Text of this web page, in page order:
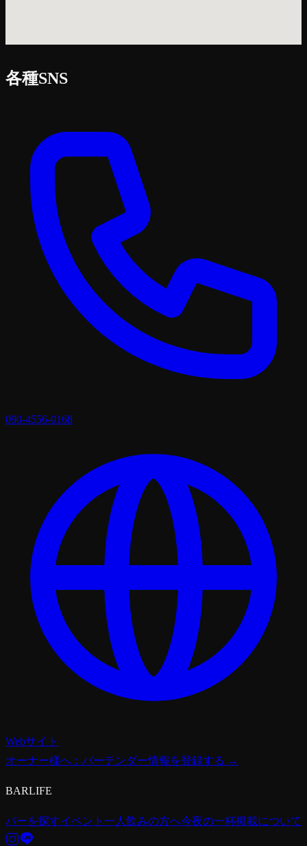
各種SNS
090-4556-0168
Webサイト
オーナー様へ：バーテンダー情報を登録する →
BARLIFE
バーを探すイベント 一人飲みの方へ今夜の一杯掲載について